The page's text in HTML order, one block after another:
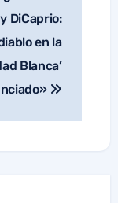
DiCaprio:
en la
Blanca’